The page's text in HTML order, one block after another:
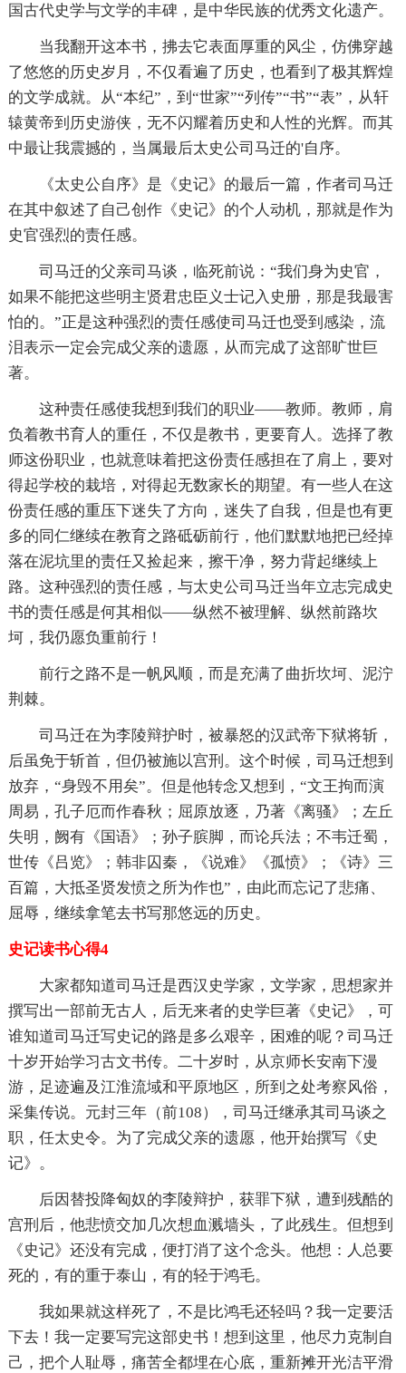
国古代史学与文学的丰碑，是中华民族的优秀文化遗产。
当我翻开这本书，拂去它表面厚重的风尘，仿佛穿越
了悠悠的历史岁月，不仅看遍了历史，也看到了极其辉煌
的文学成就。从“本纪”，到“世家”“列传”“书”“表”，从轩
辕黄帝到历史游侠，无不闪耀着历史和人性的光辉。而其
中最让我震撼的，当属最后太史公司马迁的'自序。
《太史公自序》是《史记》的最后一篇，作者司马迁
在其中叙述了自己创作《史记》的个人动机，那就是作为
史官强烈的责任感。
司马迁的父亲司马谈，临死前说：“我们身为史官，
如果不能把这些明主贤君忠臣义士记入史册，那是我最害
怕的。”正是这种强烈的责任感使司马迁也受到感染，流
泪表示一定会完成父亲的遗愿，从而完成了这部旷世巨
著。
这种责任感使我想到我们的职业——教师。教师，肩
负着教书育人的重任，不仅是教书，更要育人。选择了教
师这份职业，也就意味着把这份责任感担在了肩上，要对
得起学校的栽培，对得起无数家长的期望。有一些人在这
份责任感的重压下迷失了方向，迷失了自我，但是也有更
多的同仁继续在教育之路砥砺前行，他们默默地把已经掉
落在泥坑里的责任又捡起来，擦干净，努力背起继续上
路。这种强烈的责任感，与太史公司马迁当年立志完成史
书的责任感是何其相似——纵然不被理解、纵然前路坎
坷，我仍愿负重前行！
前行之路不是一帆风顺，而是充满了曲折坎坷、泥泞
荆棘。
司马迁在为李陵辩护时，被暴怒的汉武帝下狱将斩，
后虽免于斩首，但仍被施以宫刑。这个时候，司马迁想到
放弃，“身毁不用矣”。但是他转念又想到，“文王拘而演
周易，孔子厄而作春秋；屈原放逐，乃著《离骚》；左丘
失明，阙有《国语》；孙子膑脚，而论兵法；不韦迁蜀，
世传《吕览》；韩非囚秦，《说难》《孤愤》；《诗》三
百篇，大抵圣贤发愤之所为作也”，由此而忘记了悲痛、
屈辱，继续拿笔去书写那悠远的历史。
史记读书心得4
大家都知道司马迁是西汉史学家，文学家，思想家并
撰写出一部前无古人，后无来者的史学巨著《史记》，可
谁知道司马迁写史记的路是多么艰辛，困难的呢？司马迁
十岁开始学习古文书传。二十岁时，从京师长安南下漫
游，足迹遍及江淮流域和平原地区，所到之处考察风俗，
采集传说。元封三年（前108），司马迁继承其司马谈之
职，任太史令。为了完成父亲的遗愿，他开始撰写《史
记》。
后因替投降匈奴的李陵辩护，获罪下狱，遭到残酷的
宫刑后，他悲愤交加几次想血溅墙头，了此残生。但想到
《史记》还没有完成，便打消了这个念头。他想：人总要
死的，有的重于泰山，有的轻于鸿毛。
我如果就这样死了，不是比鸿毛还轻吗？我一定要活
下去！我一定要写完这部史书！想到这里，他尽力克制自
己，把个人耻辱，痛苦全都埋在心底，重新摊开光洁平滑